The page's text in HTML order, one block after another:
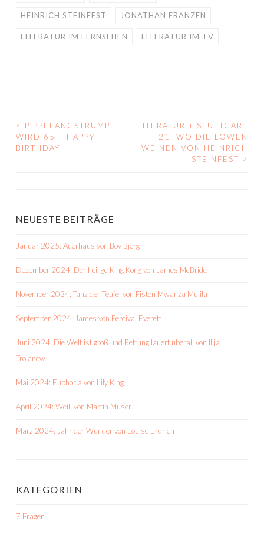
HEINRICH STEINFEST JONATHAN FRANZEN
LITERATUR IM FERNSEHEN LITERATUR IM TV
BEITRAGS-
NAVIGATION
<
PIPPI LANGSTRUMPF
WIRD 65 – HAPPY
BIRTHDAY
LITERATUR + STUTTGART
21: WO DIE LÖWEN
WEINEN VON HEINRICH
STEINFEST >
NEUESTE BEITRÄGE
Januar 2025: Auerhaus von Bov Bjerg
Dezember 2024: Der heilige King Kong von James McBride
November 2024: Tanz der Teufel von Fiston Mwanza Mujila
September 2024: James von Percival Everett
Juni 2024: Die Welt ist groß und Rettung lauert überall von Ilija
Trojanow
Mai 2024: Euphoria von Lily King
April 2024: Weil. von Martin Muser
März 2024: Jahr der Wunder von Louise Erdrich
KATEGORIEN
7 Fragen